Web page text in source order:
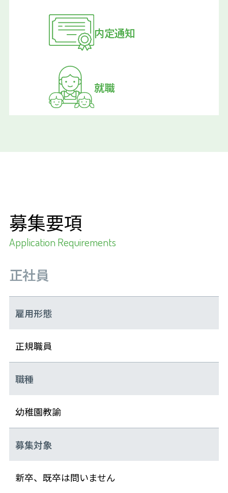
内定通知
就職
募集要項
Application Requirements
正社員
雇用形態
正規職員
職種
幼稚園教諭
募集対象
新卒、既卒は問いません